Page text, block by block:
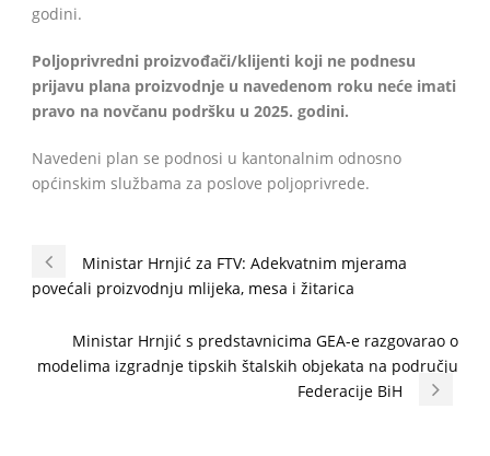
godini.
Poljoprivredni proizvođači/klijenti koji ne podnesu
prijavu plana proizvodnje u navedenom roku neće imati
pravo na novčanu podršku u 2025. godini.
Navedeni plan se podnosi u kantonalnim odnosno
općinskim službama za poslove poljoprivrede.
Ministar Hrnjić za FTV: Adekvatnim mjerama
povećali proizvodnju mlijeka, mesa i žitarica
Ministar Hrnjić s predstavnicima GEA-e razgovarao o
modelima izgradnje tipskih štalskih objekata na području
Federacije BiH